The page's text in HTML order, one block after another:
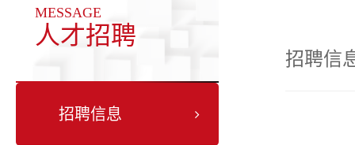
MESSAGE
人才招聘
招聘信息
招聘信